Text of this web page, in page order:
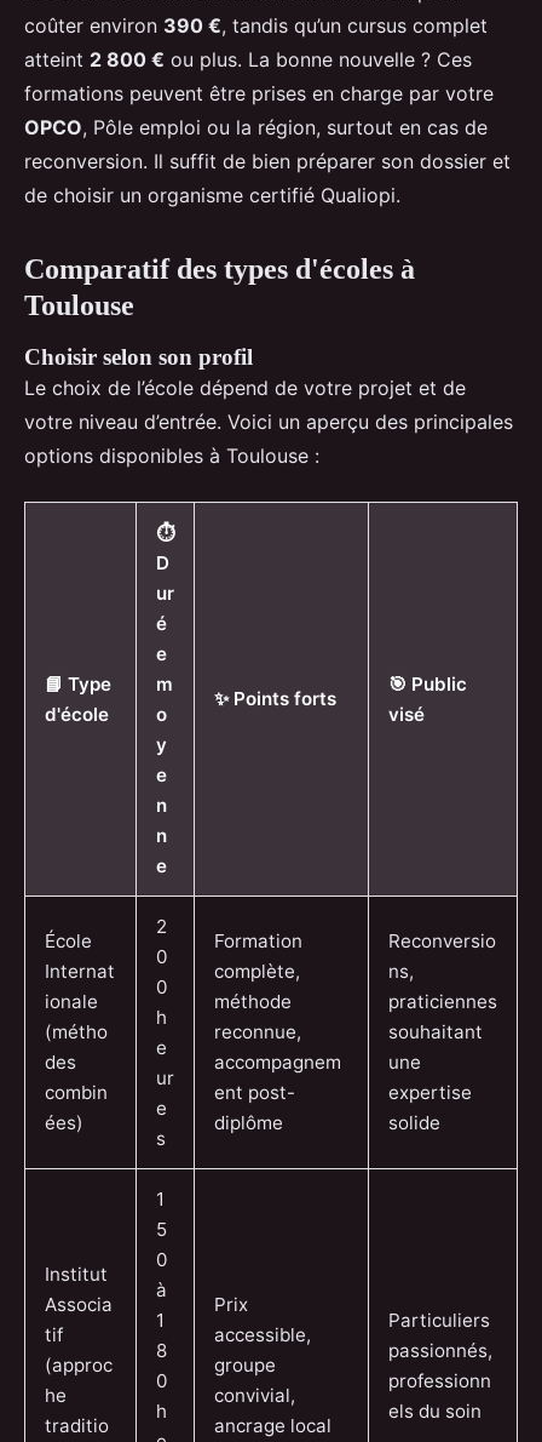
coûter environ 390 €, tandis qu’un cursus complet
atteint 2 800 € ou plus. La bonne nouvelle ? Ces
formations peuvent être prises en charge par votre
OPCO, Pôle emploi ou la région, surtout en cas de
reconversion. Il suffit de bien préparer son dossier et
de choisir un organisme certifié Qualiopi.
Comparatif des types d'écoles à
Toulouse
Choisir selon son profil
Le choix de l’école dépend de votre projet et de
votre niveau d’entrée. Voici un aperçu des principales
options disponibles à Toulouse :
📘 Type
d'école
⏱️
D
ur
é
e
m
o
y
e
n
n
e
✨ Points forts
🎯 Public
visé
École
Internat
ionale
(métho
des
combin
ées)
2
0
0
h
e
ur
e
s
Formation
complète,
méthode
reconnue,
accompagnem
ent post-
diplôme
Reconversio
ns,
praticiennes
souhaitant
une
expertise
solide
Institut
Associa
tif
(approc
he
traditio
1
5
0
à
1
8
0
h
Prix
accessible,
groupe
convivial,
ancrage local
Particuliers
passionnés,
professionn
els du soin